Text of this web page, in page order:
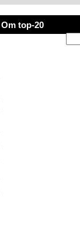
Om top-20